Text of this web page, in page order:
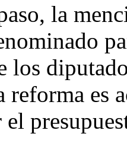
la
los
reforma es